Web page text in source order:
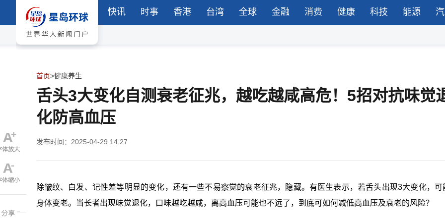
快讯 时事 香港 台湾 全球 金融 消费 健康 科技 能源
首页>健康养生
舌头3大变化自测衰老征兆，越吃越咸高危！5招对抗味觉
化防高血压
发布时间：2025-04-29 14:27
除皱纹、白发、记性差等明显的变化，还有一些不易察觉的衰老征兆，隐藏。有医生表示，若舌头出现3大变化，可
身体变老。当长者出现味觉退化，口味越吃越咸，离高血压可能也不远了，到底可如何减低高血压及衰老的风险？